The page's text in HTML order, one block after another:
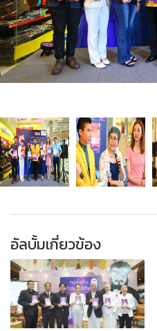
อัลบั้มเกี่ยวข้อง